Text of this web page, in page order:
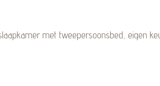
met tweepersoonsbed, eigen